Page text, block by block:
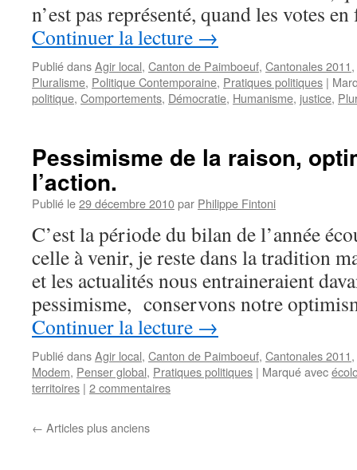
n’est pas représenté, quand les votes
Continuer la lecture →
Publié dansAgir local, Canton de Paimboeuf, Cantonales 2011,
Pluralisme, Politique Contemporaine, Pratiques politiques |
politique, Comportements, Démocratie, Humanisme, justice,
Pessimisme de la raison,
l’action.
Publié le29 décembre 2010par Philippe Fintoni
C’est la période du bilan de l’année
celle à venir, je reste dans la tradition
et les actualités nous entraineraient
pessimisme, conservons notre
Continuer la lecture →
Publié dansAgir local, Canton de Paimboeuf, Cantonales 2011,
Modem, Penser global, Pratiques politiques | Marqué avec
territoires | 2 commentaires
← Articles plus anciens